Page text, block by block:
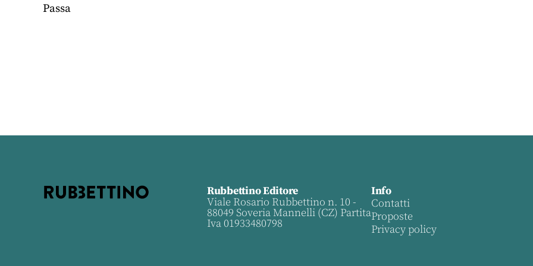
Passa
Rubbettino Editore
Viale Rosario Rubbettino n. 10 -
88049 Soveria Mannelli (CZ) Partita
Iva 01933480798
Info
Contatti
Proposte
Privacy policy